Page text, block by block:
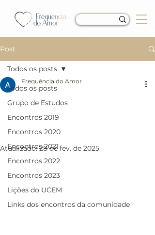
Post
Todos os posts
Grupo de Estudos
Encontros 2019
Encontros 2020
Encontros 2021
Encontros 2022
Encontros 2023
Lições do UCEM
Links dos encontros da comunidade
Todos os posts
LIÇÃO 337 do Livro de
Exercícios de “Um Curso
em Milagres” (UCEM)
Frequência do Amor
Atualizado:28 de fev. de 2025